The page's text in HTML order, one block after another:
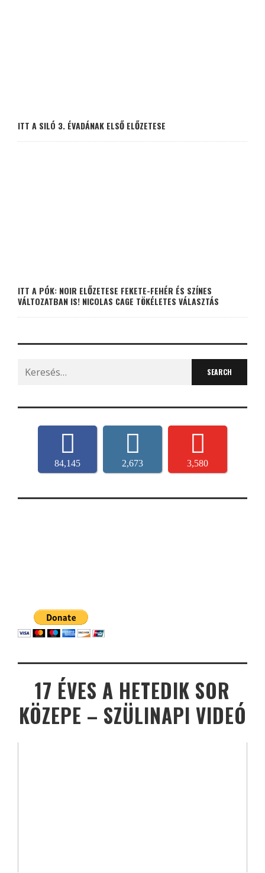
ITT A SILÓ 3. ÉVADÁNAK ELSŐ ELŐZETESE
ITT A PÓK: NOIR ELŐZETESE FEKETE-FEHÉR ÉS SZÍNES
VÁLTOZATBAN IS! NICOLAS CAGE TÖKÉLETES VÁLASZTÁS
Search
for:
84,145 2,673 3,580
17 ÉVES A HETEDIK SOR
KÖZEPE – SZÜLINAPI VIDEÓ